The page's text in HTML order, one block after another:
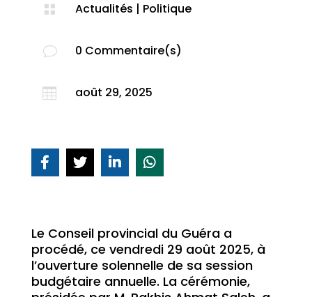
 Actualités | Politique
v 0 Commentaire(s)
 août 29, 2025
Le Conseil provincial du Guéra a
procédé, ce vendredi 29 août 2025, à
l’ouverture solennelle de sa session
budgétaire annuelle. La cérémonie,